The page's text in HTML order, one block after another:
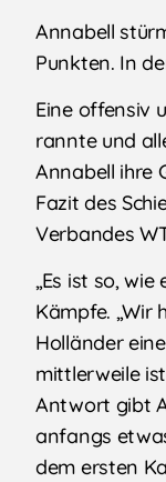
Annabell
Punkten. In
Eine offensiv
rannte und
Annabell ihre
Fazit des
Verbandes
„Es ist so,
Kämpfe. „Wir
Holländer
mittlerweile
Antwort gibt
anfangs
dem ersten